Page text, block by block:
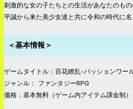
刺激的な女の子たちとの生活があなたのもの
平誠から来た美少女達と共に令和の時代に名
＜基本情報＞
ゲームタイトル：百花繚乱-パッションワー
ジャンル： ファンタジーRPG
価格：基本無料（ゲーム内アイテム課金制）